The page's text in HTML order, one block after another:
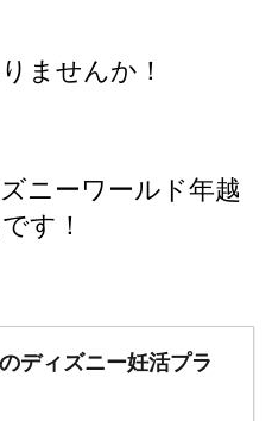
ませんか！
ニーワールド年越
す！
ディズニー妊活プラ